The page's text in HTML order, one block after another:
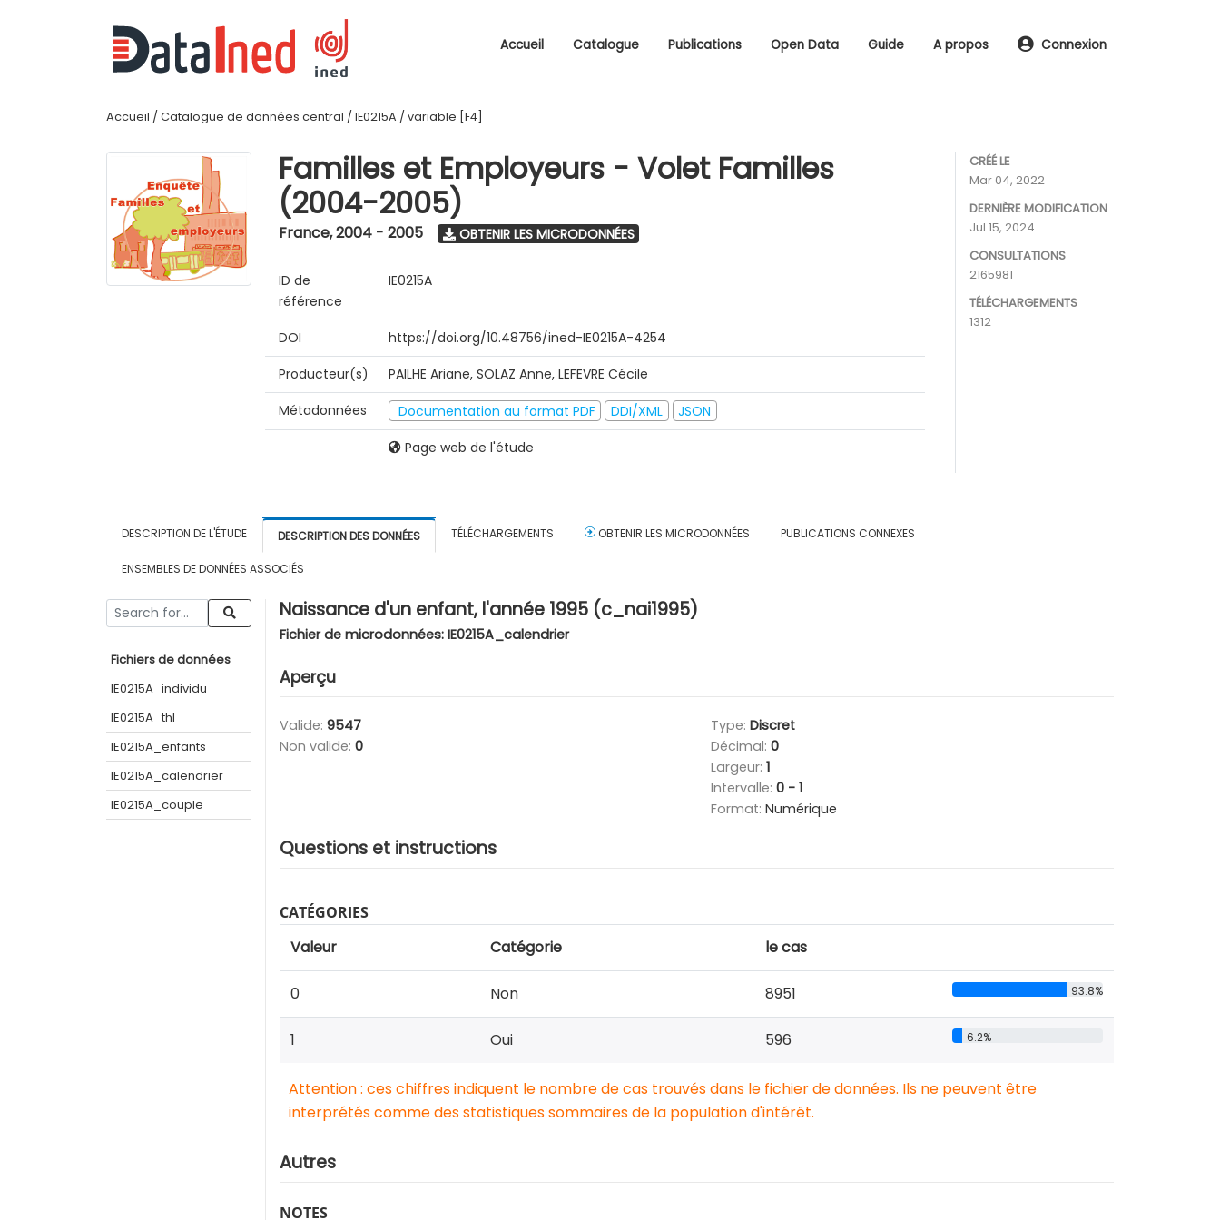
Accueil Catalogue Publications Open Data Guide A propos Connexion
Accueil / Catalogue de données central / IE0215A / variable [F4]
Familles et Employeurs - Volet Familles
(2004-2005)
France,2004 - 2005 OBTENIR LES MICRODONNÉES
ID de
référence
IE0215A
DOI
https://doi.org/10.48756/ined-IE0215A-4254
Producteur(s)
PAILHE Ariane, SOLAZ Anne, LEFEVRE Cécile
Métadonnées
Documentation au format PDF DDI/XML
JSON
Page web de l'étude
CRÉÉ LE
Mar 04, 2022
DERNIÈRE MODIFICATION
Jul 15, 2024
CONSULTATIONS
2165981
TÉLÉCHARGEMENTS
1312
DESCRIPTION DE L'ÉTUDE DESCRIPTION DES DONNÉES TÉLÉCHARGEMENTS OBTENIR LES MICRODONNÉES PUBLICATIONS CONNEXES
ENSEMBLES DE DONNÉES ASSOCIÉS
Fichiers de données
IE0215A_individu
IE0215A_thl
IE0215A_enfants
IE0215A_calendrier
IE0215A_couple
Naissance d'un enfant, l'année 1995 (c_nai1995)
Fichier de microdonnées: IE0215A_calendrier
Aperçu
Valide: 9547
Non valide: 0
Type: Discret
Décimal: 0
Largeur: 1
Intervalle: 0 - 1
Format: Numérique
Questions et instructions
CATÉGORIES
Valeur Catégorie le cas
0 Non 8951 93.8%
1 Oui 596 6.2%
Attention : ces chiffres indiquent le nombre de cas trouvés dans le fichier de données. Ils ne peuvent être
interprétés comme des statistiques sommaires de la population d'intérêt.
Autres
NOTES